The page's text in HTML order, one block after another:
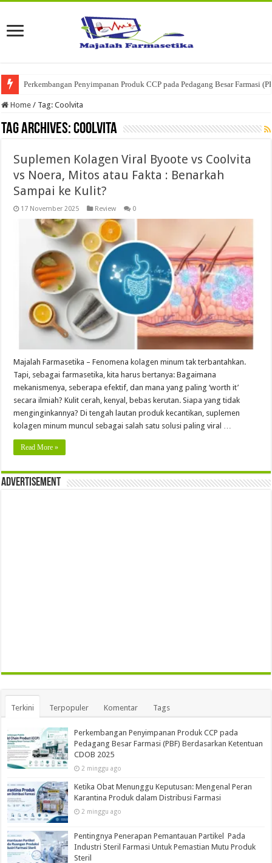
Perkembangan Penyimpanan Produk CCP pada Pedagang Besar Farmasi
Home / Tag:Coolvita
Tag Archives:Coolvita
Suplemen Kolagen Viral Byoote vs Coolvita
vs Noera, Mitos atau Fakta : Benarkah
Sampai ke Kulit?
17 November 2025 Review 0
Majalah Farmasetika – Fenomena kolagen minum tak terbantahkan.
Tapi, sebagai farmasetika, kita harus bertanya: Bagaimana
mekanismenya, seberapa efektif, dan mana yang paling ‘worth it’
secara ilmiah? Kulit cerah, kenyal, bebas kerutan. Siapa yang tidak
menginginkannya? Di tengah lautan produk kecantikan, suplemen
kolagen minum muncul sebagai salah satu solusi paling viral …
Read More »
Advertisement
Terkini Terpopuler Komentar Tags
Perkembangan Penyimpanan Produk CCP pada
Pedagang Besar Farmasi (PBF) Berdasarkan Ketentuan
CDOB 2025
2 minggu ago
Ketika Obat Menunggu Keputusan: Mengenal Peran
Karantina Produk dalam Distribusi Farmasi
2 minggu ago
Pentingnya Penerapan Pemantauan Partikel Pada
Industri Steril Farmasi Untuk Pemastian Mutu Produk
Steril